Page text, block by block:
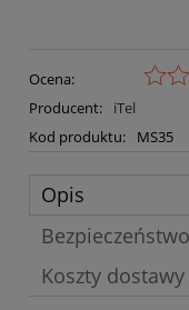
Ocena:
Producent:
iTel
Kod produktu:
MS35
Opis
Bezpieczeństwo
Koszty dostawy
Cena nie zawiera